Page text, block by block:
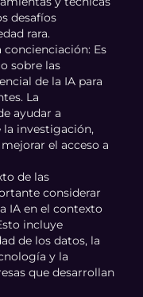
desafíos
rara.
concienciación: Es
sobre las
de la IA para
La
ayudar a
investigación,
el acceso a
de las
considerar
IA en el contexto
incluye
de los datos, la
y la
que desarrollan